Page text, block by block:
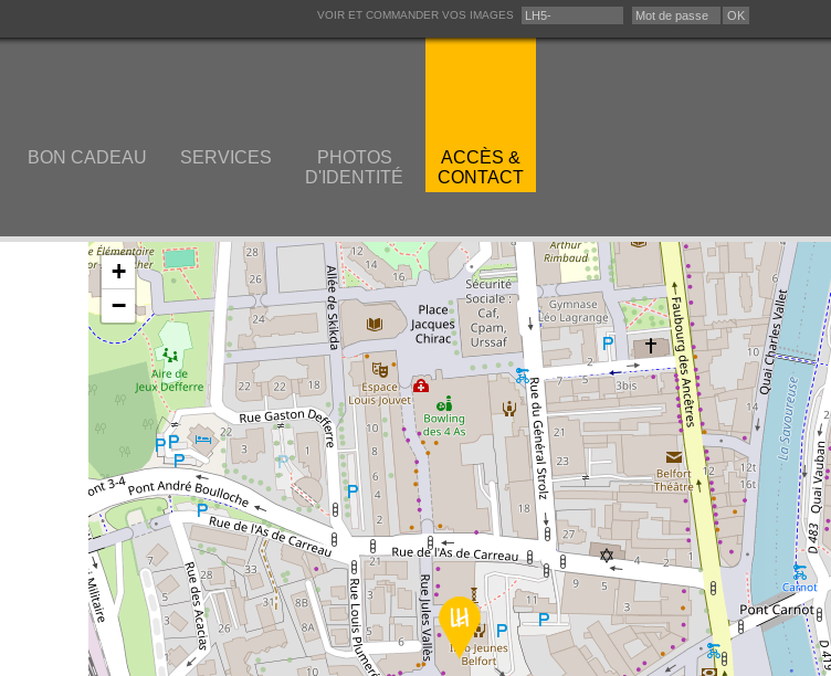
VOIR ET COMMANDER VOS IMAGES
ACCÈS &
CONTACT
PHOTOS
D'IDENTITÉ
SERVICES
BON CADEAU
+
−